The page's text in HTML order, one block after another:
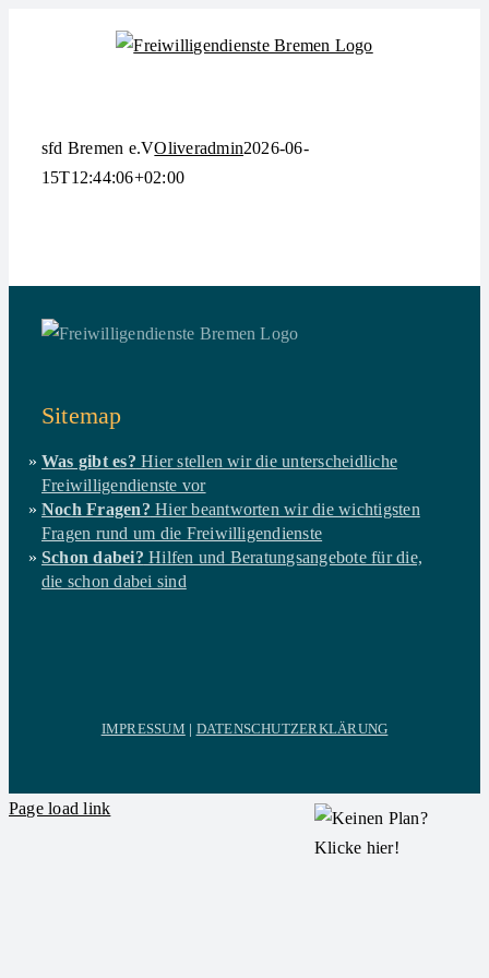
sfd Bremen e.VOliveradmin2026-06-
15T12:44:06+02:00
Sitemap
Was gibt es? Hier stellen wir die unterscheidliche
Freiwilligendienste vor
Noch Fragen? Hier beantworten wir die wichtigsten
Fragen rund um die Freiwilligendienste
Schon dabei? Hilfen und Beratungsangebote für die,
die schon dabei sind
IMPRESSUM | DATENSCHUTZERKLÄRUNG
Page load link